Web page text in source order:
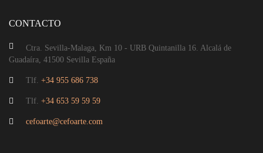
CONTACTO
Ctra. Sevilla-Malaga, Km 10 - URB Quintanilla 16. Alcalá de
Guadaíra, 41500 Sevilla España
Tlf. +34 955 686 738
Tlf. +34 653 59 59 59
cefoarte@cefoarte.com